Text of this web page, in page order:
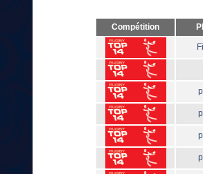
Compétition